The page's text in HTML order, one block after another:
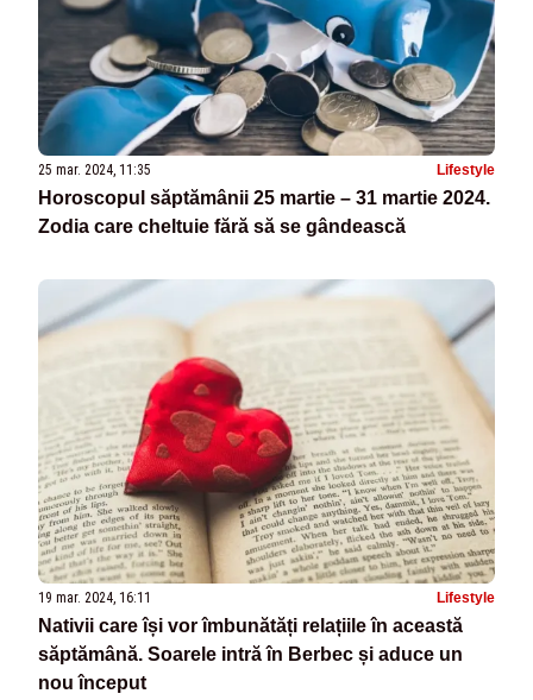
25 mar. 2024, 11:35 Lifestyle
Horoscopul săptămânii 25 martie – 31 martie 2024.
Zodia care cheltuie fără să se gândească
19 mar. 2024, 16:11 Lifestyle
Nativii care își vor îmbunătăți relațiile în această
săptămână. Soarele intră în Berbec și aduce un
nou început